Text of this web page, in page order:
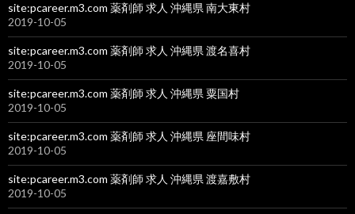
site:pcareer.m3.com 薬剤師 求人 沖縄県 南大東村
2019-10-05
site:pcareer.m3.com 薬剤師 求人 沖縄県 渡名喜村
2019-10-05
site:pcareer.m3.com 薬剤師 求人 沖縄県 粟国村
2019-10-05
site:pcareer.m3.com 薬剤師 求人 沖縄県 座間味村
2019-10-05
site:pcareer.m3.com 薬剤師 求人 沖縄県 渡嘉敷村
2019-10-05